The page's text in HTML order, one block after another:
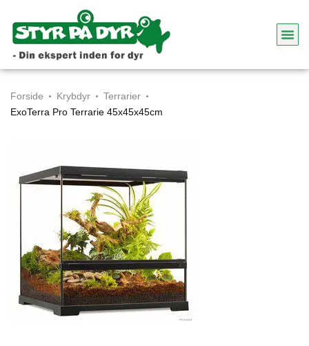
Forside Krybdyr
Terrarier
ExoTerra Pro Terrarie 45x45x45cm